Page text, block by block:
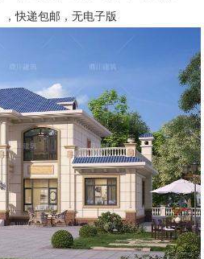
快递包邮，无电子版